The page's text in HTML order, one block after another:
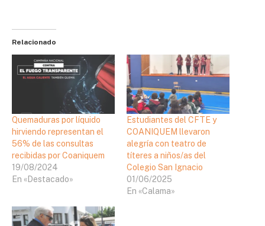
Relacionado
Quemaduras por líquido
hirviendo representan el
56% de las consultas
recibidas por Coaniquem
19/08/2024
En «Destacado»
Estudiantes del CFTE y
COANIQUEM llevaron
alegría con teatro de
títeres a niños/as del
Colegio San Ignacio
01/06/2025
En «Calama»